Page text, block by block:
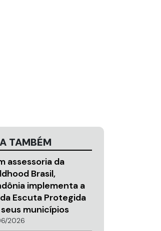
TAMBÉM
assessoria da
Brasil,
implementa a
Escuta Protegida
municípios
2026